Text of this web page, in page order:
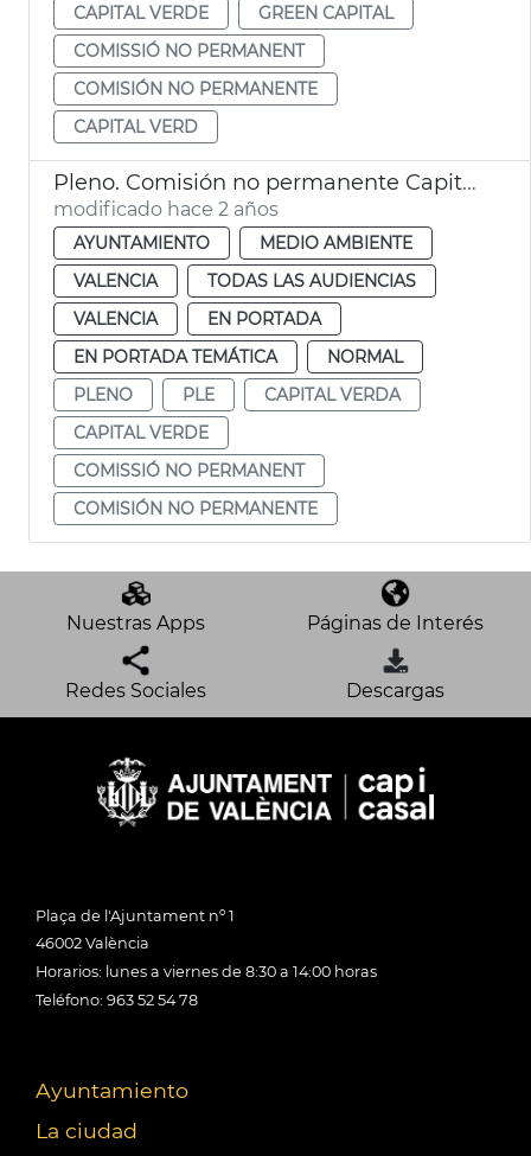
CAPITAL VERDE
GREEN CAPITAL
COMISSIÓ NO PERMANENT
COMISIÓN NO PERMANENTE
CAPITAL VERD
Pleno. Comisión no permanente Capital Verde Europea
modificado hace 2 años
AYUNTAMIENTO
MEDIO AMBIENTE
VALENCIA
TODAS LAS AUDIENCIAS
VALENCIA
EN PORTADA
EN PORTADA TEMÁTICA
NORMAL
PLENO
PLE
CAPITAL VERDA
CAPITAL VERDE
COMISSIÓ NO PERMANENT
COMISIÓN NO PERMANENTE
Nuestras Apps Páginas de Interés
Redes Sociales Descargas
Plaça de l'Ajuntament nº 1
46002 València
Horarios: lunes a viernes de 8:30 a 14:00 horas
Teléfono: 963 52 54 78
Ayuntamiento
La ciudad